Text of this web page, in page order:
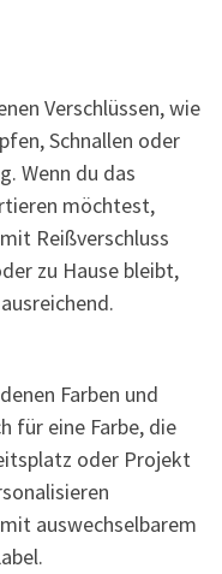
Verschlüssen, wie
Schnallen oder
Wenn du das
möchtest,
Reißverschluss
zu Hause bleibt,
Farben und
für eine Farbe, die
oder Projekt
auswechselbarem